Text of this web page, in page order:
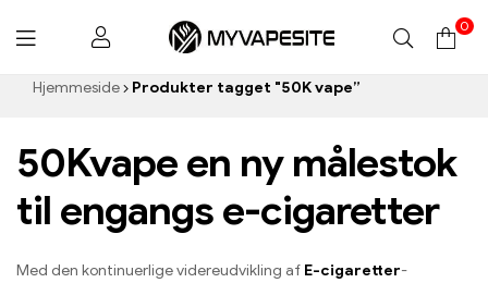
Myvapesite.de
0
Hjemmeside Produkter tagget "50K vape”
50Kvape en ny målestok
til engangs e-cigaretter
Med den kontinuerlige videreudvikling af E-cigaretter-